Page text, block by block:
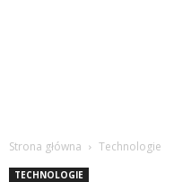
Strona główna Technologie
TECHNOLOGIE